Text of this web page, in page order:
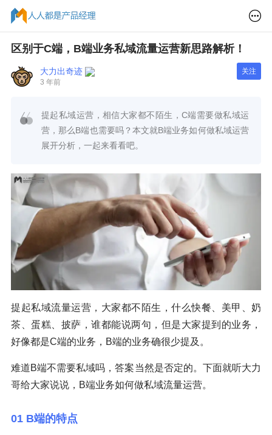
区别于C端，B端业务私域流量运营新思路解析！
大力出奇迹
3 年前
关注
提起私域运营，相信大家都不陌生，C端需要做私域运
营，那么B端也需要吗？本文就B端业务如何做私域运营
展开分析，一起来看看吧。
提起私域流量运营，大家都不陌生，什么快餐、美甲、奶
茶、蛋糕、披萨，谁都能说两句，但是大家提到的业务，
好像都是C端的业务，B端的业务确很少提及。
难道B端不需要私域吗，答案当然是否定的。下面就听大力
哥给大家说说，B端业务如何做私域流量运营。
01 B端的特点